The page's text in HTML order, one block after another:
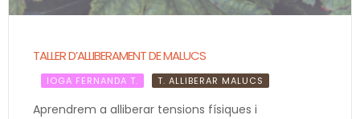
TALLER D’ALLIBERAMENT DE MALUCS
IOGA FERNANDA T. T. ALLIBERAR MALUCS
Aprendrem a alliberar tensions físiques i